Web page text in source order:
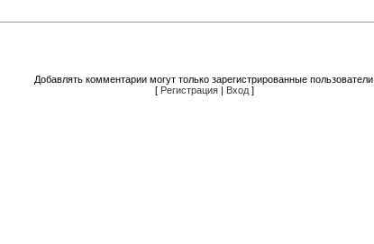
Добавлять комментарии могут только зарегистрированные пользователи.
[ Регистрация | Вход ]